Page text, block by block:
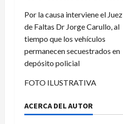
Por la causa interviene el Juez
de Faltas Dr Jorge Carullo, al
tiempo que los vehículos
permanecen secuestrados en
depósito policial
FOTO ILUSTRATIVA
ACERCA DEL AUTOR